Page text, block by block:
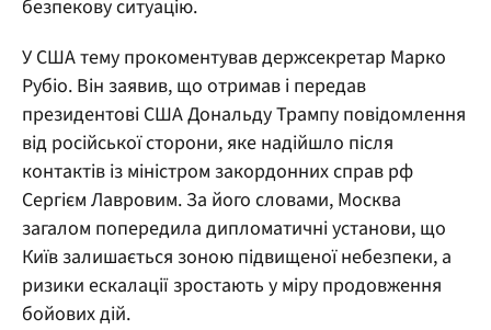
безпекову ситуацію.
У США тему прокоментував держсекретар Марко
Рубіо. Він заявив, що отримав і передав
президентові США Дональду Трампу повідомлення
від російської сторони, яке надійшло після
контактів із міністром закордонних справ рф
Сергієм Лавровим. За його словами, Москва
загалом попередила дипломатичні установи, що
Київ залишається зоною підвищеної небезпеки, а
ризики ескалації зростають у міру продовження
бойових дій.